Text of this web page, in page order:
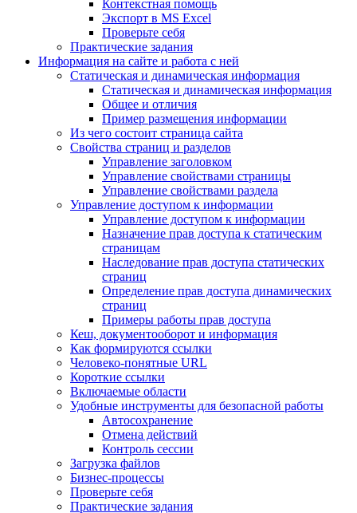
Контекстная помощь
Экспорт в MS Excel
Проверьте себя
Практические задания
Информация на сайте и работа с ней
Статическая и динамическая информация
Статическая и динамическая информация
Общее и отличия
Пример размещения информации
Из чего состоит страница сайта
Свойства страниц и разделов
Управление заголовком
Управление свойствами страницы
Управление свойствами раздела
Управление доступом к информации
Управление доступом к информации
Назначение прав доступа к статическим
страницам
Наследование прав доступа статических
страниц
Определение прав доступа динамических
страниц
Примеры работы прав доступа
Кеш, документооборот и информация
Как формируются ссылки
Человеко-понятные URL
Короткие ссылки
Включаемые области
Удобные инструменты для безопасной работы
Автосохранение
Отмена действий
Контроль сессии
Загрузка файлов
Бизнес-процессы
Проверьте себя
Практические задания